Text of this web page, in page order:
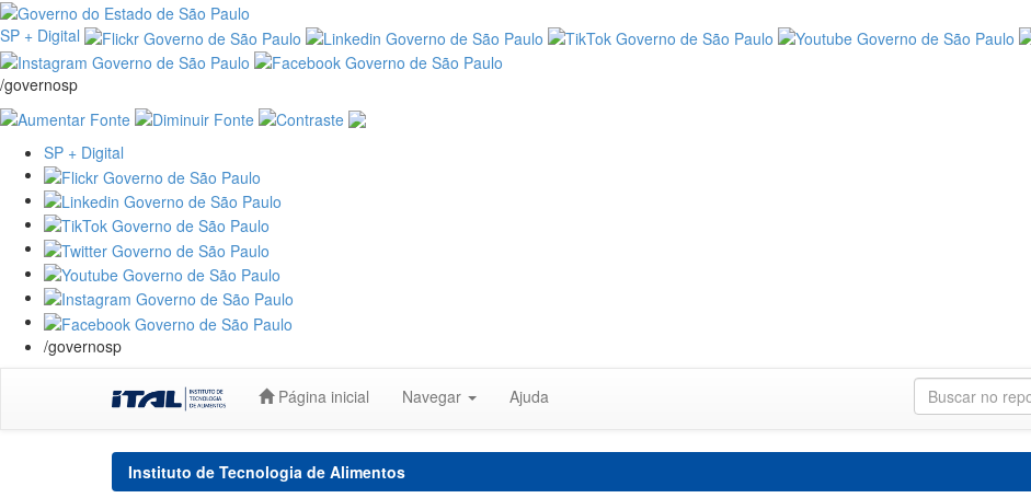
SP + Digital
/governosp
SP + Digital
/governosp
Página inicial Navegar Ajuda
Instituto de Tecnologia de Alimentos